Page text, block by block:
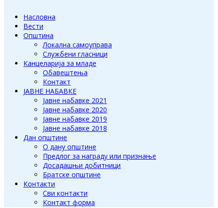
Насловна
Вести
Општина
Локална самоуправа
Службени гласници
Канцеларија за младе
Обавештења
Контакт
ЈАВНЕ НАБАВКЕ
Јавне набавке 2021
Јавне набавке 2020
Јавне набавке 2019
Јавне набавке 2018
Дан општине
О дану општине
Предлог за награду или признање
Досадашњи добитници
Братске општине
Контакти
Сви контакти
Контакт форма